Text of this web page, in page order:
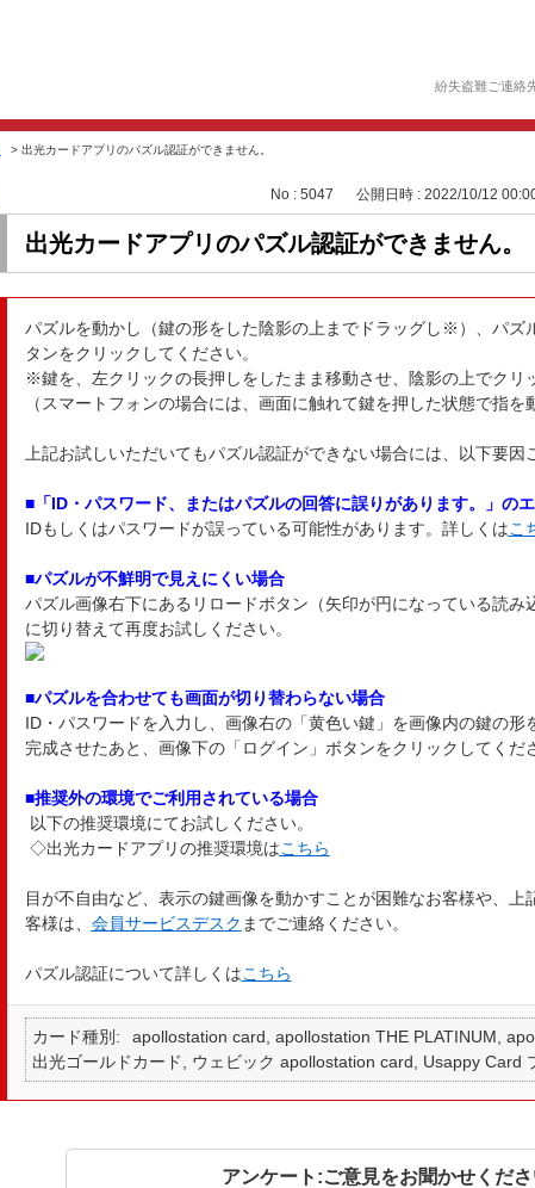
紛失盗難ご連絡
> 出光カードアプリのパズル認証ができません。
No : 5047 公開日時 : 2022/10/12
出光カードアプリのパズル認証ができません。
パズルを動かし（鍵の形をした陰影の上までドラッグし※）、パズ
タンをクリックしてください。
※鍵を、左クリックの長押しをしたまま移動させ、陰影の上でクリ
（スマートフォンの場合には、画面に触れて鍵を押した状態で指
上記お試しいただいてもパズル認証ができない場合には、以下要
■「ID・パスワード、またはパズルの回答に誤りがあります。」の
IDもしくはパスワードが誤っている可能性があります。詳しくはこ
■パズルが不鮮明で見えにくい場合
パズル画像右下にあるリロードボタン（矢印が円になっている読み
に切り替えて再度お試しください。
■パズルを合わせても画面が切り替わらない場合
ID・パスワードを入力し、画像右の「黄色い鍵」を画像内の鍵の
完成させたあと、画像下の「ログイン」ボタンをクリックしてくだ
■推奨外の環境でご利用されている場合
以下の推奨環境にてお試しください。
◇出光カードアプリの推奨環境はこちら
目が不自由など、表示の鍵画像を動かすことが困難なお客様や、
客様は、 会員サービスデスク までご連絡ください。
パズル認証について詳しくはこちら
カード種別
apollostation card, apollostation THE PLATINUM,
出光ゴールドカード, ウェビック apollostation card, Usappy Card
アンケート:ご意見をお聞かせくだ